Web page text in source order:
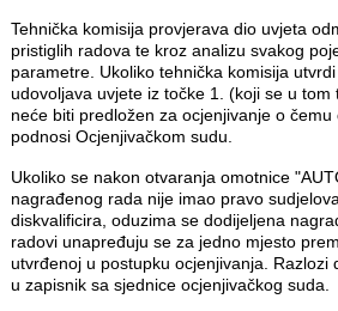
Tehnička komisija provjerava dio uvjeta
pristiglih radova te kroz analizu svakog
parametre. Ukoliko tehnička komisija
udovoljava uvjete iz točke 1. (koji se u tom
neće biti predložen za ocjenjivanje o
podnosi Ocjenjivačkom sudu.
Ukoliko se nakon otvaranja omotnice
nagrađenog rada nije imao pravo
diskvalificira, oduzima se dodijeljena
radovi unapređuju se za jedno mjesto
utvrđenoj u postupku ocjenjivanja. Razlozi
u zapisnik sa sjednice ocjenjivačkog suda.